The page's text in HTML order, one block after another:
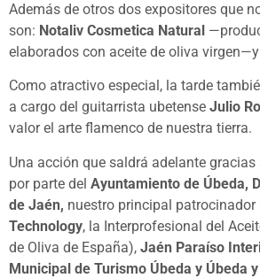
Además de otros dos expositores que
son: Notaliv Cosmetica Natural
elaborados con aceite de oliva virgen—y
Como atractivo especial, la tarde
a cargo del guitarrista ubetense Julio
valor el arte flamenco de nuestra tierra.
Una acción que saldrá adelante
por parte del Ayuntamiento de Úbeda,
de Jaén, nuestro principal patrocinador
Technology, la Interprofesional del
de Oliva de España), Jaén Paraíso
Municipal de Turismo Úbeda y Úbeda